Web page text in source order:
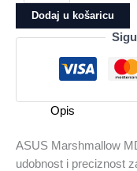
Wireless
MD102
Dodaj u košaricu
Opis
ASUS Marshmallow
udobnost i preciznost